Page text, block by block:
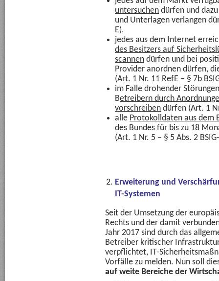
untersuchen dürfen und
und Unterlagen verlangen
E),
jedes aus dem Internet
des Besitzers auf
scannen dürfen und bei
Provider anordnen dürfen,
(Art. 1 Nr. 11 RefE – § 7b
im Falle drohender
Betreibern durch
vorschreiben dürfen (Art. 1
alle Protokolldaten aus dem
des Bundes für bis zu 18
(Art. 1 Nr. 5 – § 5 Abs. 2
Erweiterung und
IT-Systemen
Seit der Umsetzung der
Rechts und der damit
Jahr 2017 sind durch das
Betreiber kritischer
verpflichtet, IT-
Vorfälle zu melden. Nun soll
auf weite Bereiche der